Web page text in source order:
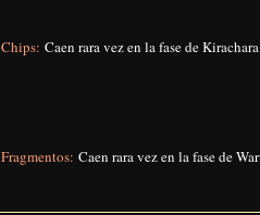
Chips: Caen rara vez en la fase de
Fragmentos: Caen rara vez en la fase de